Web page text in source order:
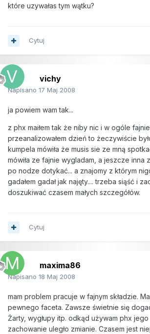
które uzywałas tym wątku?
Cytuj
vichy
Napisano 17 Maj 2008
ja powiem wam tak...
z phx maiłem tak że niby nic i w ogóle
przeanalizowałem dzień to żeczywiście
kumpela mówiła że musis sie ze mną
mówiła ze fajnie wygladam, a jeszcze inna
po nodze dotykać... a znajomy z którym
gadałem gadał jak najęty.... trzeba siąść i
doszukiwać czasem małych szczegółów.
Cytuj
maxima86
Napisano 18 Maj 2008
mam problem pracuje w fajnym składzie.
pewnego faceta. Zawsze świetnie się
Żarty, wygłupy itp. odkąd używam phx jego
zachowanie uległo zmianie. Czasem jest